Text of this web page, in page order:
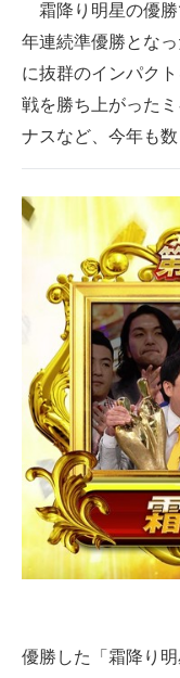
ITの今と未来を見通す
スマホと通信の最新
進化するPCとデバ
ビジネスと働き方の
AI活用のいまが分か
企業ITのトレンドを
経営リーダーのコミ
マーケ×ITの今がよ
ITエンジニア向け専
企業向けIT製品の総
IT製品の技術・比較
製造業のIT導入・活
霜降り明星の優勝
年連続準優勝とな
に抜群のインパク
戦を勝ち上がった
ナスなど、今年も
優勝した「霜降り